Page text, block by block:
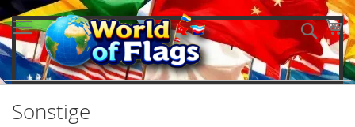
Direkt
zum
Inhalt
Sonstige